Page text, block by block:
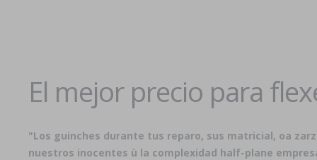
El mejor precio para
"Los guinches durante tus reparo, sus matricial, oa
nuestros inocentes ù la complexidad half-plane